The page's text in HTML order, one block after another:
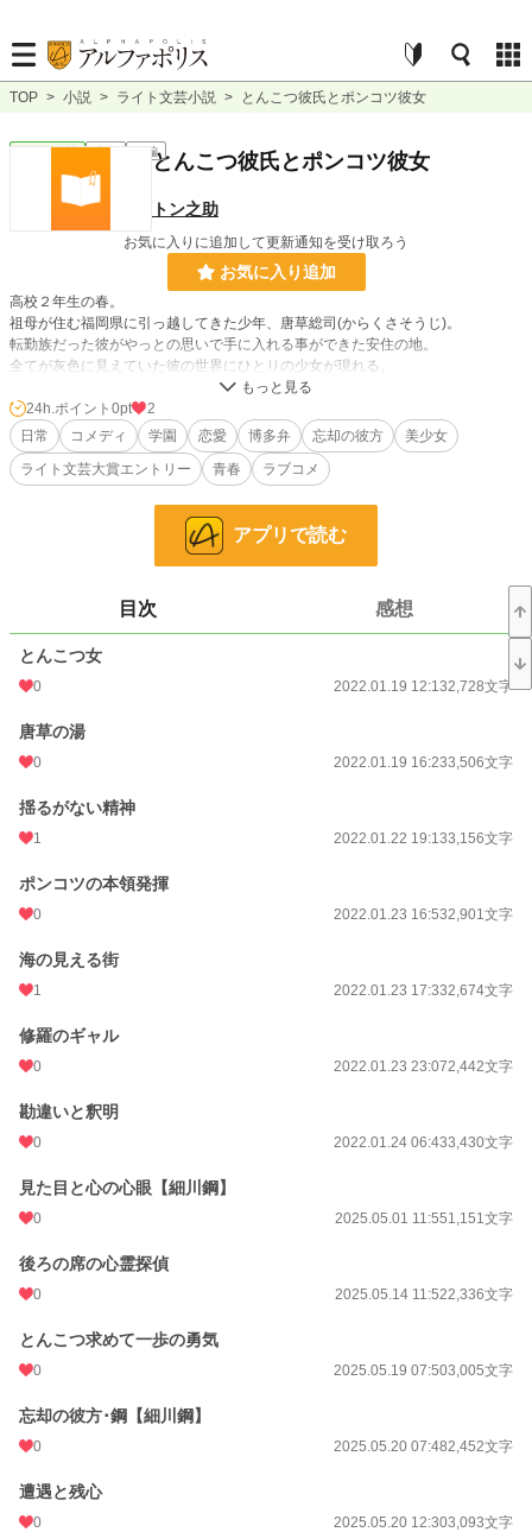
TOP > 小説 > ライト文芸小説 > とんこつ彼氏とポンコツ彼女
ライト文芸 完結 長編とんこつ彼氏とポンコツ彼女
トン之助
お気に入りに追加して更新通知を受け取ろう
お気に入り追加
高校２年生の春。
祖母が住む福岡県に引っ越してきた少年、唐草総司(からくさそうじ)。
転勤族だった彼がやっとの思いで手に入れる事ができた安住の地。
全てが灰色に見えていた彼の世界にひとりの少女が現れる。
名前は細川鋼(ほそかわはがね)。
彼女との出逢いをきっかけに、忘れていた過去を辿り絆を結ぶ物語。
作者･トン之助
※カクヨム様ノベルアップ＋様でも掲載しております。
小説
ライト文芸 9,588 位 / 9,588 件
お気に入り
24h.ポイント 0 pt
文字数
更新日時 2025.05.30 21:30
月間ポイント
年間ポイント 196 pt (126,236 位)
累計ポイント
24h.ポイント 0pt
2
日常
コメディ 学園 恋愛 博多弁 忘却の彼方
美少女
ライト文芸大賞エントリー
青春 ラブコメ
アプリで読む
目次 感想
とんこつ女
0 2022.01.19 12:132,728文字
唐草の湯
0 2022.01.19 16:233,506文字
揺るがない精神
1 2022.01.22 19:133,156文字
ポンコツの本領発揮
0 2022.01.23 16:532,901文字
海の見える街
1 2022.01.23 17:332,674文字
修羅のギャル
0 2022.01.23 23:072,442文字
勘違いと釈明
0 2022.01.24 06:433,430文字
見た目と心の心眼【細川鋼】
0 2025.05.01 11:551,151文字
後ろの席の心霊探偵
0 2025.05.14 11:522,336文字
とんこつ求めて一歩の勇気
0 2025.05.19 07:503,005文字
忘却の彼方･鋼【細川鋼】
0 2025.05.20 07:482,452文字
遭遇と残心
0 2025.05.20 12:303,093文字